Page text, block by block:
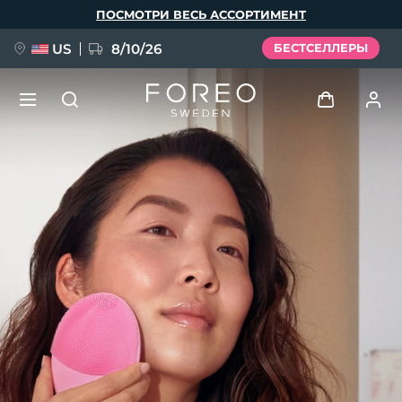
ПОСМОТРИ ВЕСЬ АССОРТИМЕНТ
US 8/10/26 БЕСТСЕЛЛЕРЫ
Профиль пользователя
Мои приборы
Мои заказы
Мои адреса
Мои подписки
НОВИНКА
FAQ™ Pure Beauty-Tech Elixir
BREAKING NEWS
issa™ Teeth Whitening Set
Язык
English Deutsch
Español
Français
Italiano
Português
Polski
Svenska
Русский
Türkçe
简体中文 繁體中文